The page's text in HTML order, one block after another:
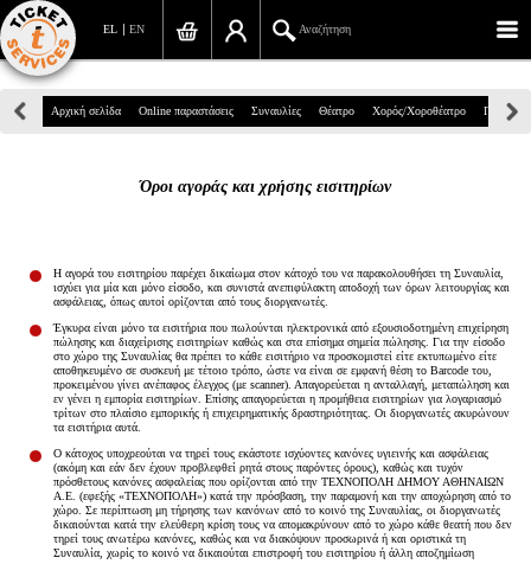
EN
EL Αναζήτηση
Πανεπιστημίου 39, Αθήνα
info@ticketservices.gr
Σύνδεση/Εγγραφή
Παραγγελία
Αναζήτηση παραγγελίας
Πληροφορίες
Είσοδος διαχειριστή
Αρχική σελίδα Online παραστάσεις Συναυλίες Θέατρο Χορός/Χοροθέατρο Παιδικά
Όροι αγοράς και χρήσης εισιτηρίων
Η αγορά του εισιτηρίου παρέχει δικαίωμα στον κάτοχό του να παρακολουθήσει τη Συναυλία,
ισχύει για μία και μόνο είσοδο, και συνιστά ανεπιφύλακτη αποδοχή των όρων λειτουργίας και
ασφάλειας, όπως αυτοί ορίζονται από τους διοργανωτές.
Έγκυρα είναι μόνο τα εισιτήρια που πωλούνται ηλεκτρονικά από εξουσιοδοτημένη επιχείρηση
πώλησης και διαχείρισης εισιτηρίων καθώς και στα επίσημα σημεία πώλησης. Για την είσοδο
στο χώρο της Συναυλίας θα πρέπει το κάθε εισιτήριο να προσκομιστεί είτε εκτυπωμένο είτε
αποθηκευμένο σε συσκευή με τέτοιο τρόπο, ώστε να είναι σε εμφανή θέση το Barcode του,
προκειμένου γίνει ανέπαφος έλεγχος (με scanner). Απαγορεύεται η ανταλλαγή, μεταπώληση και
εν γένει η εμπορία εισιτηρίων. Επίσης απαγορεύεται η προμήθεια εισιτηρίων για λογαριασμό
τρίτων στο πλαίσιο εμπορικής ή επιχειρηματικής δραστηριότητας. Οι διοργανωτές ακυρώνουν
τα εισιτήρια αυτά.
Ο κάτοχος υποχρεούται να τηρεί τους εκάστοτε ισχύοντες κανόνες υγιεινής και ασφάλειας
(ακόμη και εάν δεν έχουν προβλεφθεί ρητά στους παρόντες όρους), καθώς και τυχόν
πρόσθετους κανόνες ασφαλείας που ορίζονται από την ΤΕΧΝΟΠΟΛH ΔΗΜΟΥ ΑΘΗΝΑΙΩΝ
Α.Ε. (εφεξής «ΤΕΧΝΟΠΟΛH») κατά την πρόσβαση, την παραμονή και την αποχώρηση από το
χώρο. Σε περίπτωση μη τήρησης των κανόνων από το κοινό της Συναυλίας, οι διοργανωτές
δικαιούνται κατά την ελεύθερη κρίση τους να απομακρύνουν από το χώρο κάθε θεατή που δεν
τηρεί τους ανωτέρω κανόνες, καθώς και να διακόψουν προσωρινά ή και οριστικά τη
Συναυλία, χωρίς το κοινό να δικαιούται επιστροφή του εισιτηρίου ή άλλη αποζημίωση